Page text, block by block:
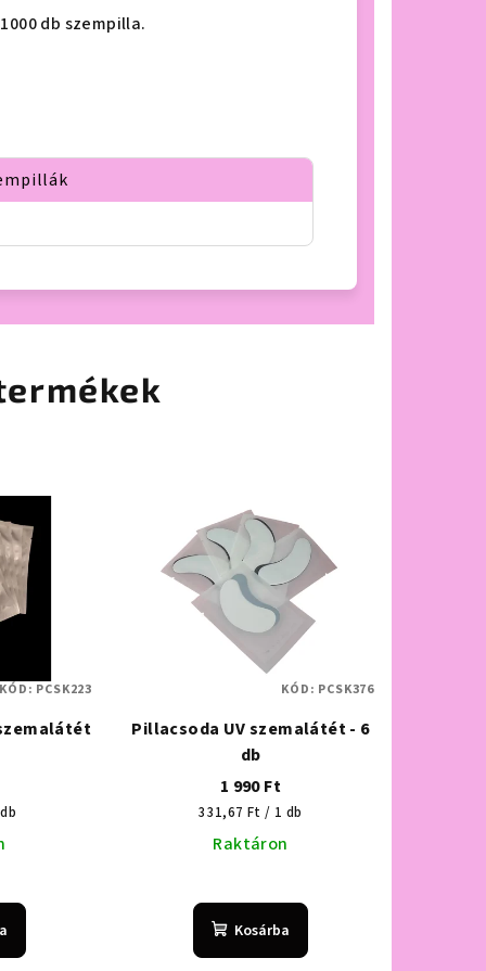
db szempilla.
KÓD: PCSK223
Pillacsoda UV szemalátét - 6
db
1 990 Ft
Egységár:
331,67 Ft / 1 db
Raktáron
Kosárba
KÓD: PCSK376